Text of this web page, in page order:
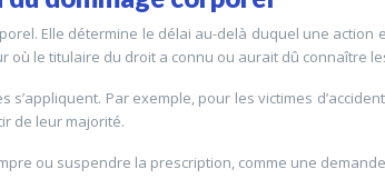
Elle détermine le délai au-delà duquel une
le titulaire du droit a connu ou aurait dû connaître
Par exemple, pour les victimes
de leur majorité.
ou suspendre la prescription, comme une